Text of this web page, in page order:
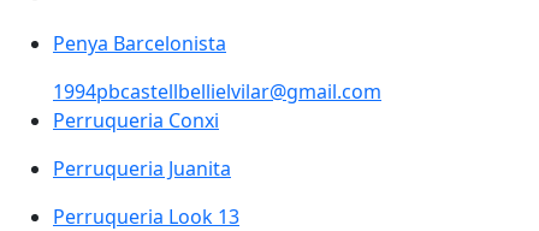
Penya Barcelonista
1994pbcastellbellielvilar@gmail.com
Perruqueria Conxi
Perruqueria Juanita
Perruqueria Look 13